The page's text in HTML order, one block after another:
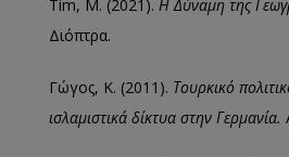
Tim, M. (2021). Η Δύναμη της
Διόπτρα.
Γώγος, Κ. (2011). Τουρκικό
ισλαμιστικά δίκτυα στην Γερμανία.